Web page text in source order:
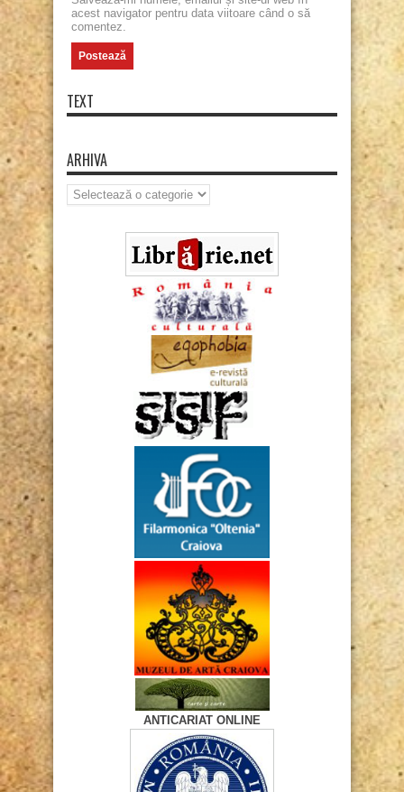
acest navigator pentru data viitoare când o să
comentez.
TEXT
ARHIVA
Arhiva
ANTICARIAT ONLINE